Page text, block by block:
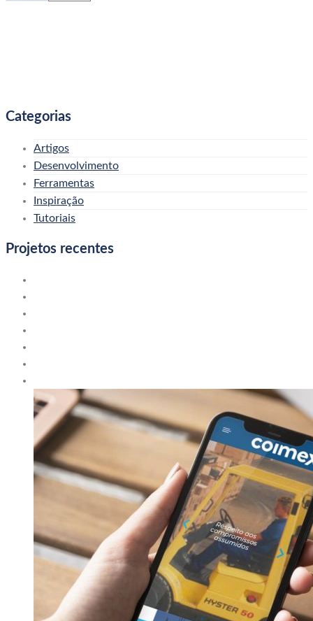
Categorias
Artigos
Desenvolvimento
Ferramentas
Inspiração
Tutoriais
Projetos recentes